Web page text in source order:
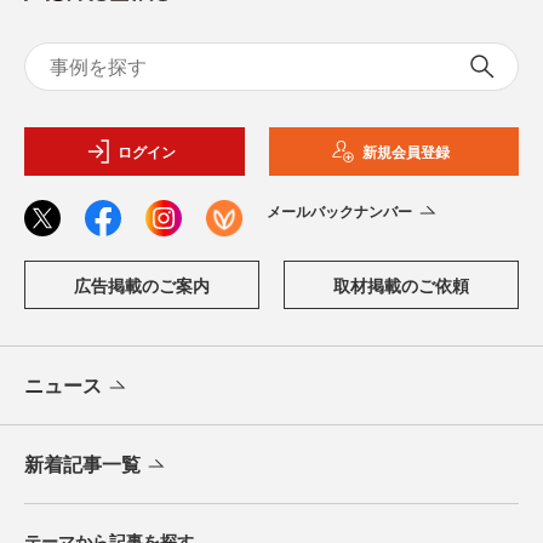
ログイン 新規会員登録
メールバックナンバー
広告掲載のご案内 取材掲載のご依頼
ニュース
新着記事一覧